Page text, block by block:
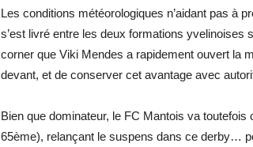
Les conditions météorologiques n’aidant pas à
s’est livré entre les deux formations yvelinoises
corner que Viki Mendes a rapidement ouvert la
devant, et de conserver cet avantage avec
Bien que dominateur, le FC Mantois va toutefois
65ème), relançant le suspens dans ce derby…